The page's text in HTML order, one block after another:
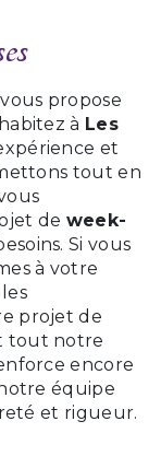
propose
à Les
et
tout en
de week-
Si vous
à votre
projet de
tout notre
encore
équipe
et rigueur.